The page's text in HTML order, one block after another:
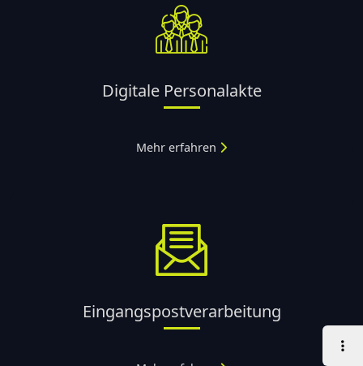
Digitale Personalakte
Mehr erfahren
Eingangspostverarbeitung